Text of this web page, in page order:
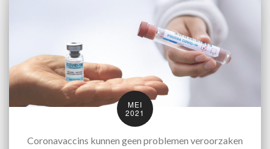
MEI
2021
Coronavaccins kunnen geen problemen veroorzaken